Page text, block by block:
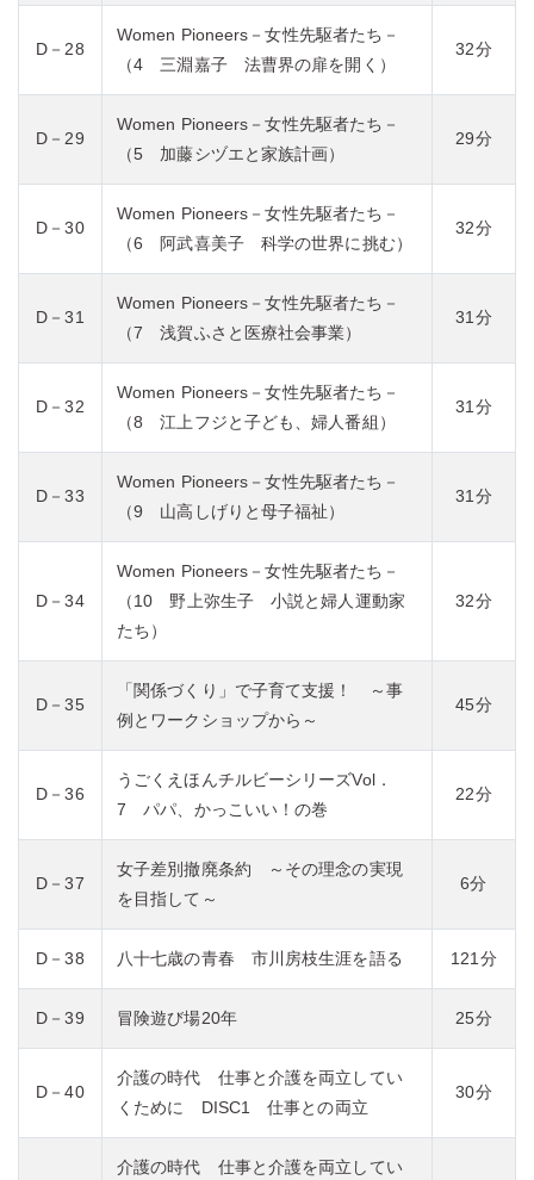
D－28
Women Pioneers－女性先駆者たち－
（4 三淵嘉子 法曹界の扉を開く）
32分
D－29
Women Pioneers－女性先駆者たち－
（5 加藤シヅエと家族計画）
29分
D－30
Women Pioneers－女性先駆者たち－
（6 阿武喜美子 科学の世界に挑む）
32分
D－31
Women Pioneers－女性先駆者たち－
（7 浅賀ふさと医療社会事業）
31分
D－32
Women Pioneers－女性先駆者たち－
（8 江上フジと子ども、婦人番組）
31分
D－33
Women Pioneers－女性先駆者たち－
（9 山高しげりと母子福祉）
31分
D－34
Women Pioneers－女性先駆者たち－
（10 野上弥生子 小説と婦人運動家
たち）
32分
D－35
「関係づくり」で子育て支援！ ～事
例とワークショップから～
45分
D－36
うごくえほんチルビーシリーズVol．
7 パパ、かっこいい！の巻
22分
D－37
女子差別撤廃条約 ～その理念の実現
を目指して～
6分
D－38 八十七歳の青春 市川房枝生涯を語る 121分
D－39 冒険遊び場20年 25分
D－40
介護の時代 仕事と介護を両立してい
くために DISC1 仕事との両立
30分
介護の時代 仕事と介護を両立してい